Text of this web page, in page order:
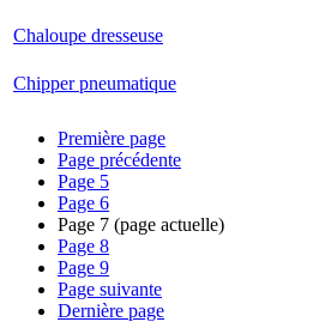
Chaloupe dresseuse
Chipper pneumatique
Première page
Page précédente
Page 5
Page 6
Page 7 (page actuelle)
Page 8
Page 9
Page suivante
Dernière page